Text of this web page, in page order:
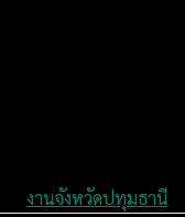
งานจังหวัดปทุมธานี